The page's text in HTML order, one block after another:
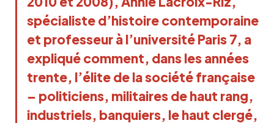
spécialiste d’histoire contemporaine
et professeur à l’université Paris 7, a
expliqué comment, dans les années
trente, l’élite de la société française
– politiciens, militaires de haut rang,
industriels, banquiers, le haut clergé,